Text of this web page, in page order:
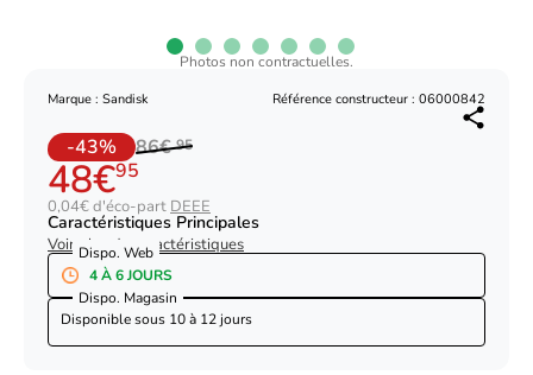
Photos non contractuelles.
Marque : Sandisk Référence constructeur : 06000842
-43% 86€ 95
48€95
0,04€ d'éco-part DEEE
Caractéristiques Principales
Voir plus de caractéristiques
Dispo. Web
4 À 6 JOURS
Dispo. Magasin
Disponible sous 10 à 12 jours